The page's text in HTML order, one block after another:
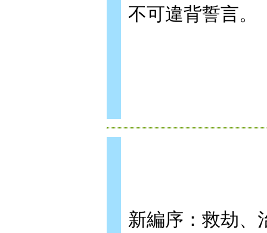
不可違背誓言。
新編序：救劫